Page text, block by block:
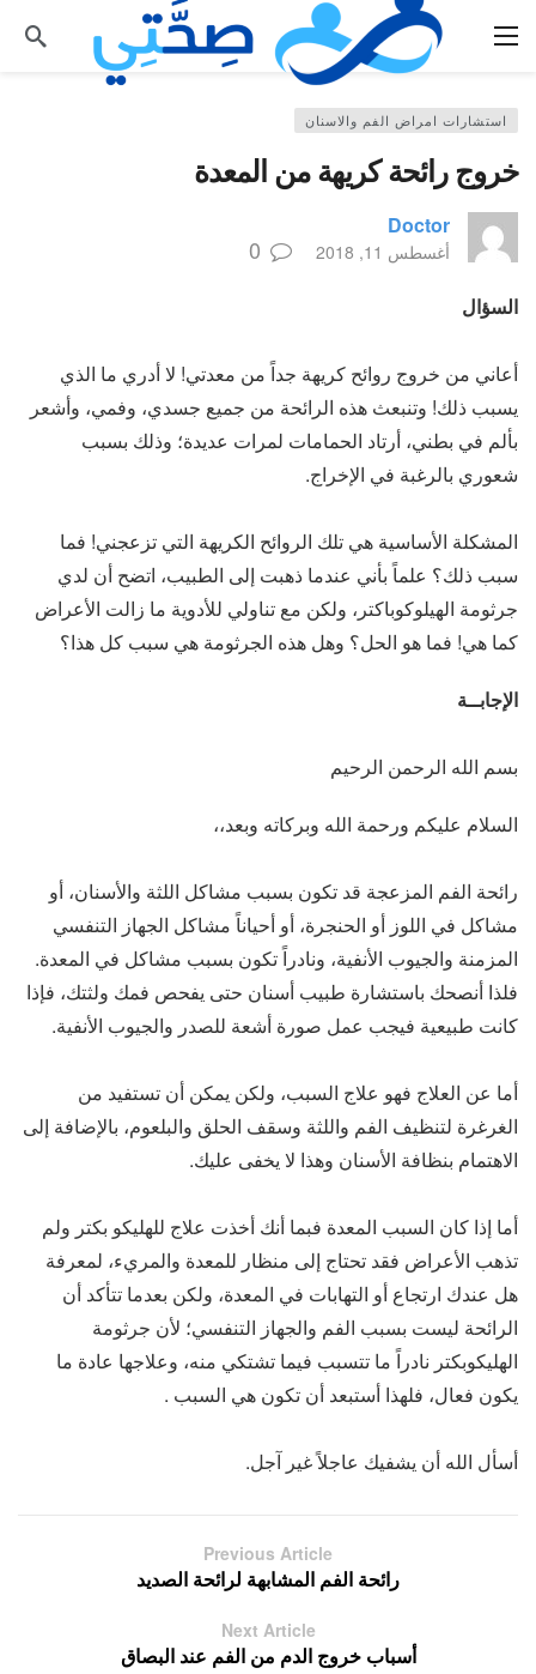
استشارات امراض الفم والاسنان
خروج رائحة كريهة من المعدة
Doctor
أغسطس 11, 2018 0
السؤال
أعاني من خروج روائح كريهة جداً من معدتي! لا أدري ما الذي
يسبب ذلك! وتنبعث هذه الرائحة من جميع جسدي، وفمي، وأشعر
بألم في بطني، أرتاد الحمامات لمرات عديدة؛ وذلك بسبب
شعوري بالرغبة في الإخراج.
المشكلة الأساسية هي تلك الروائح الكريهة التي تزعجني! فما
سبب ذلك؟ علماً بأني عندما ذهبت إلى الطبيب، اتضح أن لدي
جرثومة الهيلوكوباكتر، ولكن مع تناولي للأدوية ما زالت الأعراض
كما هي! فما هو الحل؟ وهل هذه الجرثومة هي سبب كل هذا؟
الإجابــة
بسم الله الرحمن الرحيم
السلام عليكم ورحمة الله وبركاته وبعد،،
رائحة الفم المزعجة قد تكون بسبب مشاكل اللثة والأسنان، أو
مشاكل في اللوز أو الحنجرة، أو أحياناً مشاكل الجهاز التنفسي
المزمنة والجيوب الأنفية، ونادراً تكون بسبب مشاكل في المعدة.
فلذا أنصحك باستشارة طبيب أسنان حتى يفحص فمك ولثتك، فإذا
كانت طبيعية فيجب عمل صورة أشعة للصدر والجيوب الأنفية.
أما عن العلاج فهو علاج السبب، ولكن يمكن أن تستفيد من
الغرغرة لتنظيف الفم واللثة وسقف الحلق والبلعوم، بالإضافة إلى
الاهتمام بنظافة الأسنان وهذا لا يخفى عليك.
أما إذا كان السبب المعدة فبما أنك أخذت علاج للهليكو بكتر ولم
تذهب الأعراض فقد تحتاج إلى منظار للمعدة والمريء، لمعرفة
هل عندك ارتجاع أو التهابات في المعدة، ولكن بعدما تتأكد أن
الرائحة ليست بسبب الفم والجهاز التنفسي؛ لأن جرثومة
الهليكوبكتر نادراً ما تتسبب فيما تشتكي منه، وعلاجها عادة ما
يكون فعال، فلهذا أستبعد أن تكون هي السبب .
أسأل الله أن يشفيك عاجلاً غير آجل.
Previous Article
رائحة الفم المشابهة لرائحة الصديد
Next Article
أسباب خروج الدم من الفم عند البصاق